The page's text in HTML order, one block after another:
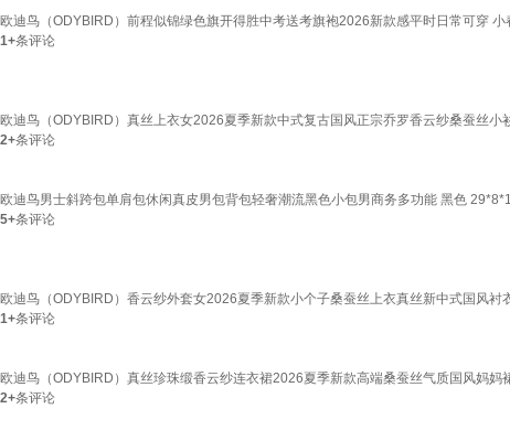
欧迪鸟（ODYBIRD）前程似锦绿色旗开得胜中考送考旗袍2026新款感平时日常可穿 小
1+条评论
欧迪鸟（ODYBIRD）真丝上衣女2026夏季新款中式复古国风正宗乔罗香云纱桑蚕丝小
2+条评论
欧迪鸟男士斜跨包单肩包休闲真皮男包背包轻奢潮流黑色小包男商务多功能 黑色
5+条评论
欧迪鸟（ODYBIRD）香云纱外套女2026夏季新款小个子桑蚕丝上衣真丝新中式国风衬
1+条评论
欧迪鸟（ODYBIRD）真丝珍珠缎香云纱连衣裙2026夏季新款高端桑蚕丝气质国风妈妈
2+条评论